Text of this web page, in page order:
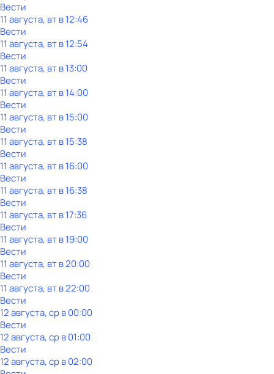
Вести
11 августа, вт в 12:46
Вести
11 августа, вт в 12:54
Вести
11 августа, вт в 13:00
Вести
11 августа, вт в 14:00
Вести
11 августа, вт в 15:00
Вести
11 августа, вт в 15:38
Вести
11 августа, вт в 16:00
Вести
11 августа, вт в 16:38
Вести
11 августа, вт в 17:36
Вести
11 августа, вт в 19:00
Вести
11 августа, вт в 20:00
Вести
11 августа, вт в 22:00
Вести
12 августа, ср в 00:00
Вести
12 августа, ср в 01:00
Вести
12 августа, ср в 02:00